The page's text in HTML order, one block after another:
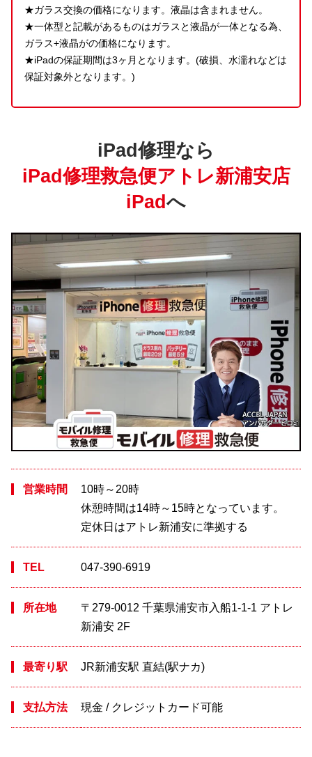
★ガラス交換の価格になります。液晶は含まれません。
★一体型と記載があるものはガラスと液晶が一体となる為、
ガラス+液晶がの価格になります。
★iPadの保証期間は3ヶ月となります。(破損、水濡れなどは
保証対象外となります。)
iPad修理なら
iPad修理救急便アトレ新浦安店
iPad へ
営業時間
10時～20時
休憩時間は14時～15時となっています。
定休日はアトレ新浦安に準拠する
TEL 047-390-6919
所在地
〒279-0012 千葉県浦安市入船1-1-1 アトレ
新浦安 2F
最寄り駅 JR新浦安駅 直結(駅ナカ)
支払方法 現金 / クレジットカード可能